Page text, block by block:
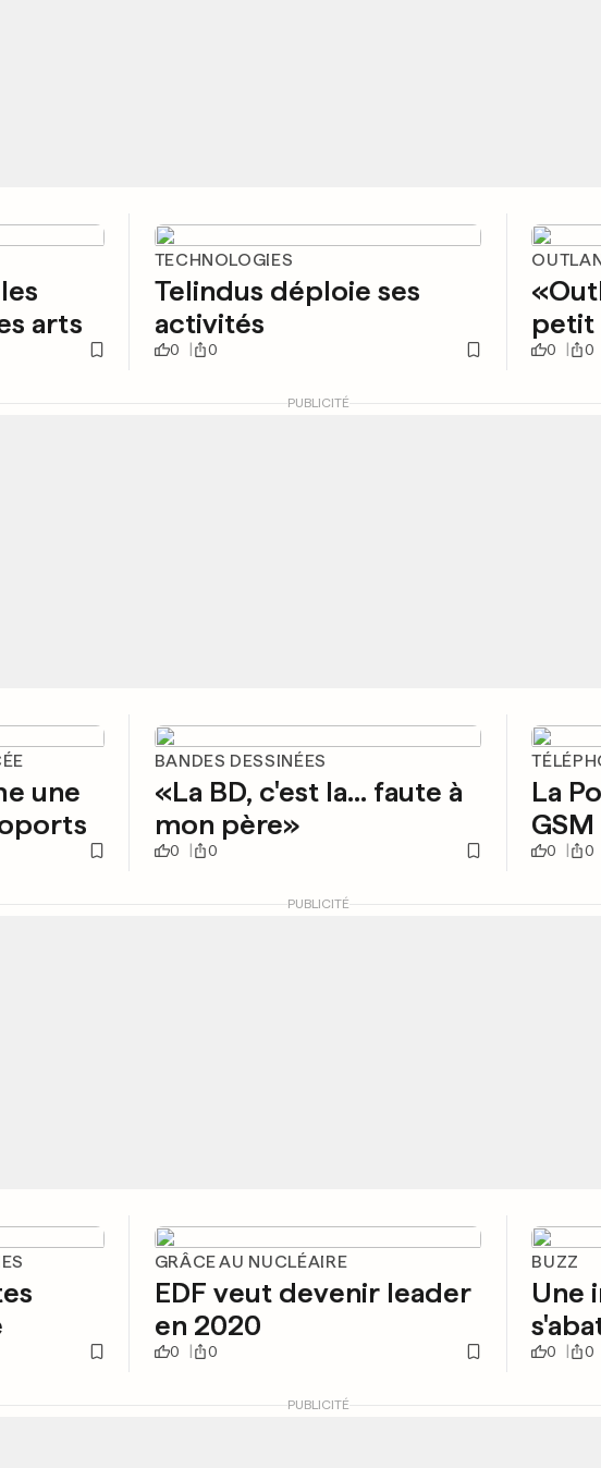
arts
TECHNOLOGIES
Telindus déploie ses
activités
0 0
petit
0 0
PUBLICITÉ
une
BANDES DESSINÉES
«La BD, c'est la... faute à
mon père»
0 0
La
GSM
0 0
PUBLICITÉ
GRÂCE AU NUCLÉAIRE
EDF veut devenir leader
en 2020
0 0
BUZZ
Une
0 0
PUBLICITÉ